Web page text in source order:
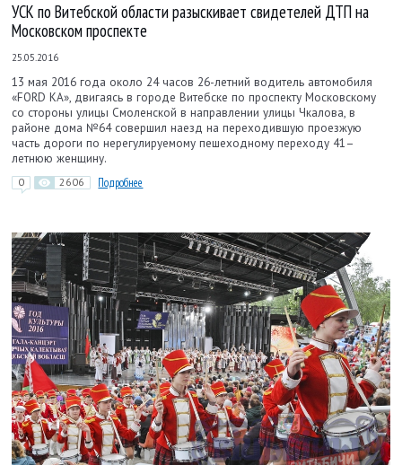
УСК по Витебской области разыскивает свидетелей ДТП на
Московском проспекте
25.05.2016
13 мая 2016 года около 24 часов 26-летний водитель автомобиля
«FORD KA», двигаясь в городе Витебске по проспекту Московскому
со стороны улицы Смоленской в направлении улицы Чкалова, в
районе дома №64 совершил наезд на переходившую проезжую
часть дороги по нерегулируемому пешеходному переходу 41–
летнюю женщину.
0 2606 Подробнее